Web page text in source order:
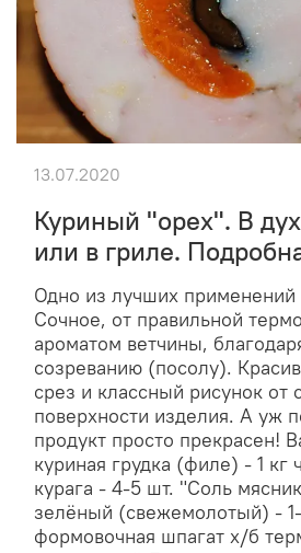
Куриный "орех". В
или в гриле.
Одно из лучших применений
Сочное, от правильной
ароматом ветчины,
созреванию (посолу).
срез и классный рисунок от
поверхности изделия. А уж
продукт просто прекрасен!
куриная грудка (филе) - 1 кг
курага - 4-5 шт. "Соль
зелёный (свежемолотый) - 1-
формовочная шпагат х/б
13.07.2020